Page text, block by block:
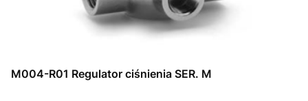
M004-R01 Regulator ciśnienia SER. M